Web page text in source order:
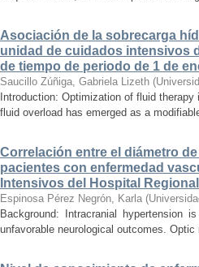
Asociación de la sobrecarga
unidad de cuidados intensivos
de tiempo de periodo de 1 de
Saucillo Zúñiga, Gabriela Lizeth (
Introduction: Optimization of fluid
fluid overload has emerged as a
Correlación entre el diámetro
pacientes con enfermedad
Intensivos del Hospital Regional
Espinosa Pérez Negrón, Karla (
Background: Intracranial hypertension
unfavorable neurological outcomes.